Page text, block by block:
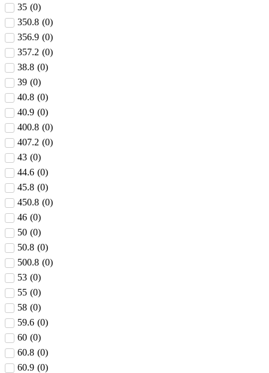
35 (0)
350.8 (0)
356.9 (0)
357.2 (0)
38.8 (0)
39 (0)
40.8 (0)
40.9 (0)
400.8 (0)
407.2 (0)
43 (0)
44.6 (0)
45.8 (0)
450.8 (0)
46 (0)
50 (0)
50.8 (0)
500.8 (0)
53 (0)
55 (0)
58 (0)
59.6 (0)
60 (0)
60.8 (0)
60.9 (0)